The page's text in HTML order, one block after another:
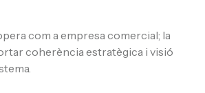
com a empresa comercial; la
coherència estratègica i visió